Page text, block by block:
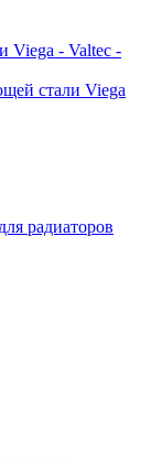
Viega - Valtec -
стали Viega
радиаторов